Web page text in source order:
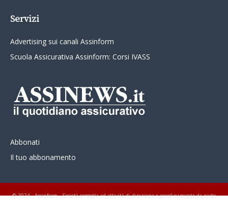
Servizi
Advertising sui canali Assinform
Scuola Assicurativa Assinform: Corsi IVASS
Abbonati
Il tuo abbonamento
© 2024 - Assinform - Società soggetta ad attività di direzione e coordinamento da parte